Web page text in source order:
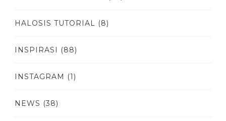
HALOSIS TUTORIAL (8)
INSPIRASI (88)
INSTAGRAM (1)
NEWS (38)